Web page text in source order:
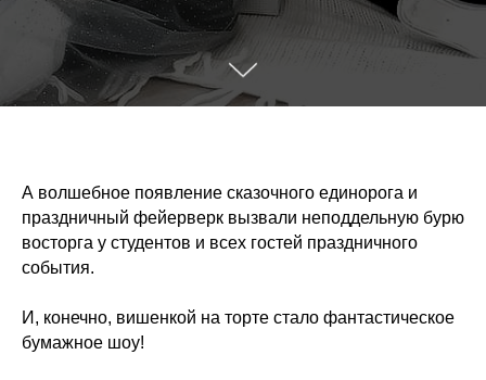
А волшебное появление сказочного единорога и
праздничный фейерверк вызвали неподдельную бурю
восторга у студентов и всех гостей праздничного
события.
И, конечно, вишенкой на торте стало фантастическое
бумажное шоу!